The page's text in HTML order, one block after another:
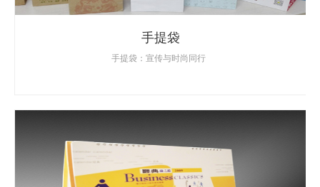
手提袋
手提袋：宣传与时尚同行